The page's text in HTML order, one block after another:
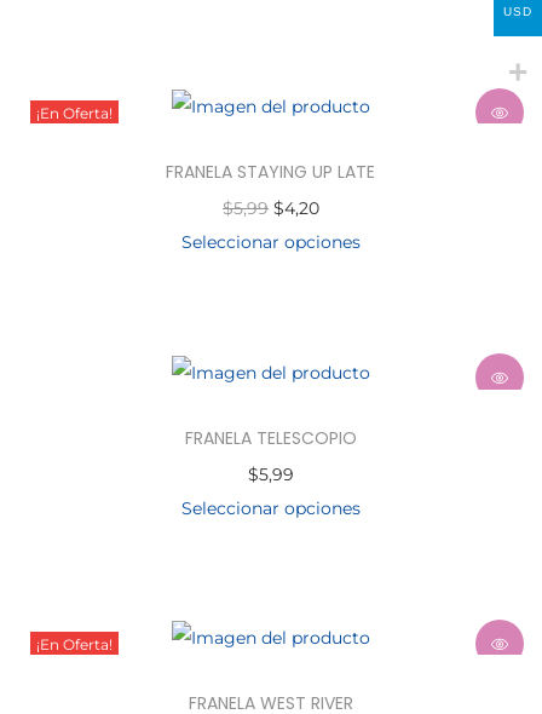
¡En Oferta!
FRANELA STAYING UP LATE
$5,99 $4,20
Seleccionar opciones
FRANELA TELESCOPIO
$5,99
Seleccionar opciones
¡En Oferta!
FRANELA WEST RIVER
USD